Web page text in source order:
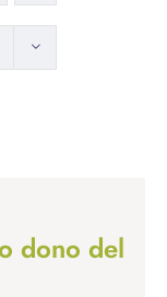
dono del